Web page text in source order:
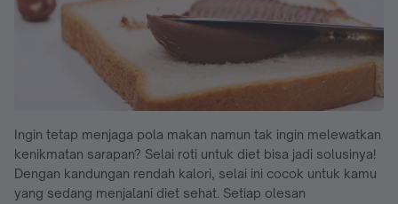
Ingin tetap menjaga pola makan namun tak ingin melewatkan
kenikmatan sarapan? Selai roti untuk diet bisa jadi solusinya!
Dengan kandungan rendah kalori, selai ini cocok untuk kamu
yang sedang menjalani diet sehat. Setiap olesan